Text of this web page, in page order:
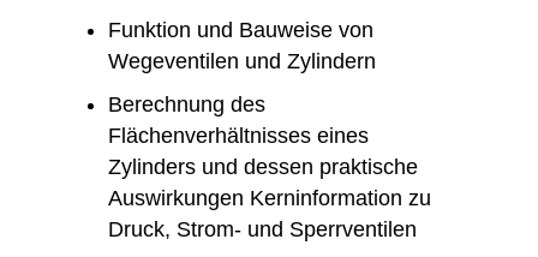
Funktion und Bauweise von
Wegeventilen und Zylindern
Berechnung des
Flächenverhältnisses eines
Zylinders und dessen praktische
Auswirkungen Kerninformation zu
Druck, Strom- und Sperrventilen